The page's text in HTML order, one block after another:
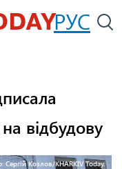
РУС
відбудову
Сергій Козлов/KHARKIV Today.